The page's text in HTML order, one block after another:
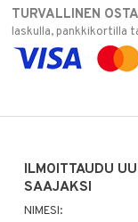
TURVALLINEN
laskulla, pankkikortilla
ILMOITTAUDU
SAAJAKSI
NIMESI: